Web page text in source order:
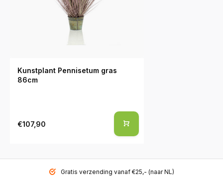
Kunstplant Pennisetum gras
86cm
€107,90
Gratis verzending vanaf €25,- (naar NL)